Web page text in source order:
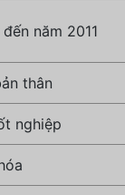
năm 2011
thân
nghiệp